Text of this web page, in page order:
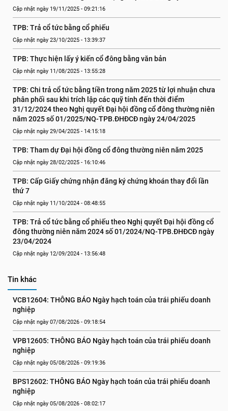
Cập nhật ngày 19/11/2025 - 09:21:16
TPB: Trả cổ tức bằng cổ phiếu
Cập nhật ngày 23/10/2025 - 13:39:37
TPB: Thực hiện lấy ý kiến cổ đông bằng văn bản
Cập nhật ngày 11/08/2025 - 13:55:28
TPB: Chi trả cổ tức bằng tiền trong năm 2025 từ lợi nhuận chưa
phân phối sau khi trích lập các quỹ tính đến thời điểm
31/12/2024 theo Nghị quyết Đại hội đồng cổ đông thường niên
năm 2025 số 01/2025/NQ-TPB.ĐHĐCĐ ngày 24/04/2025
Cập nhật ngày 29/04/2025 - 14:15:18
TPB: Tham dự Đại hội đồng cổ đông thường niên năm 2025
Cập nhật ngày 28/02/2025 - 16:10:46
TPB: Cấp Giấy chứng nhận đăng ký chứng khoán thay đổi lần
thứ 7
Cập nhật ngày 11/10/2024 - 08:48:55
TPB: Trả cổ tức bằng cổ phiếu theo Nghị quyết Đại hội đồng cổ
đông thường niên năm 2024 số 01/2024/NQ-TPB.ĐHĐCĐ ngày
23/04/2024
Cập nhật ngày 12/09/2024 - 13:56:48
Tin khác
VCB12604: THÔNG BÁO Ngày hạch toán của trái phiếu doanh
nghiệp
Cập nhật ngày 07/08/2026 - 09:18:54
VPB12605: THÔNG BÁO Ngày hạch toán của trái phiếu doanh
nghiệp
Cập nhật ngày 05/08/2026 - 09:19:36
BPS12602: THÔNG BÁO Ngày hạch toán của trái phiếu doanh
nghiệp
Cập nhật ngày 05/08/2026 - 08:02:17